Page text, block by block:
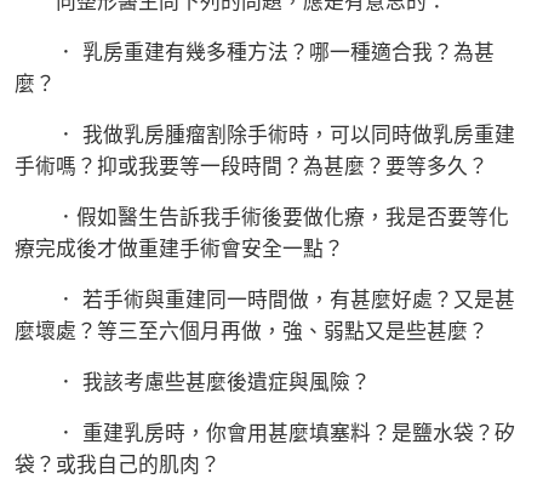
． 乳房重建有幾多種方法？哪一種適合我？為甚
麼？
． 我做乳房腫瘤割除手術時，可以同時做乳房重建
手術嗎？抑或我要等一段時間？為甚麼？要等多久？
．假如醫生告訴我手術後要做化療，我是否要等化
療完成後才做重建手術會安全一點？
． 若手術與重建同一時間做，有甚麼好處？又是甚
麼壞處？等三至六個月再做，強、弱點又是些甚麼？
． 我該考慮些甚麼後遺症與風險？
． 重建乳房時，你會用甚麼填塞料？是鹽水袋？矽
袋？或我自己的肌肉？